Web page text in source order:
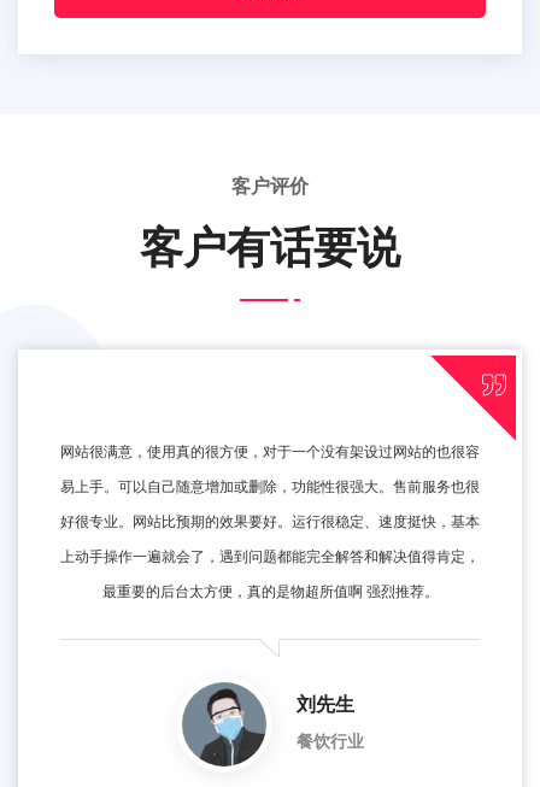
客户评价
客户有话要说
网站很满意，使用真的很方便，对于一个没有架设过网站的也很容
易上手。可以自己随意增加或删除，功能性很强大。售前服务也很
好很专业。网站比预期的效果要好。运行很稳定、速度挺快，基本
上动手操作一遍就会了，遇到问题都能完全解答和解决值得肯定，
最重要的后台太方便，真的是物超所值啊 强烈推荐。
刘先生
餐饮行业